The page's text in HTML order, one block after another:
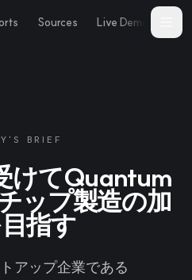
Sources Live Demo
BRIEF
けてQuantum
ップ製造の加
指す
アップ企業である